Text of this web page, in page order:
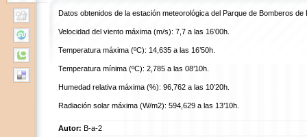
Datos obtenidos de la estación meteorológica del Parque de Bomberos de
Velocidad del viento máxima (m/s): 7,7 a las 16’00h.
Temperatura máxima (ºC): 14,635 a las 16’50h.
Temperatura mínima (ºC): 2,785 a las 08’10h.
Humedad relativa máxima (%): 96,762 a las 10’20h.
Radiación solar máxima (W/m2): 594,629 a las 13’10h.
Autor: B-a-2